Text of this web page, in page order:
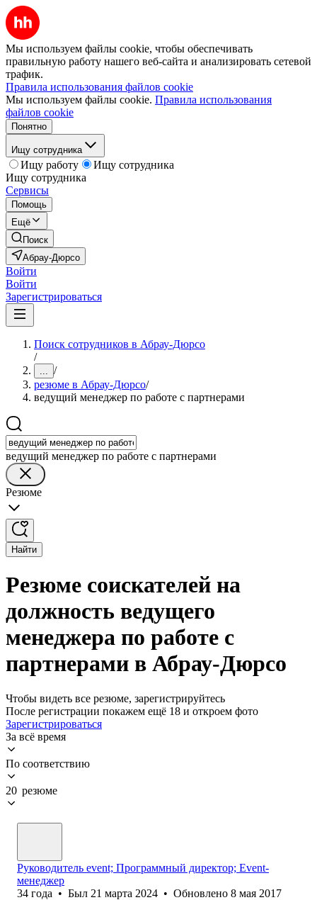
Мы используем файлы cookie, чтобы обеспечивать
правильную работу нашего веб-сайта и анализировать сетевой
трафик.
Правила использования файлов cookie
Мы используем файлы cookie. Правила использования
файлов cookie
Понятно
Ищу сотрудника
Ищу работу
Ищу сотрудника
Ищу сотрудника
Сервисы
Помощь
Ещё
Поиск
Абрау-Дюрсо
Войти
Войти
Зарегистрироваться
Поиск сотрудников в Абрау-Дюрсо
/
... /
резюме в Абрау-Дюрсо/
ведущий менеджер по работе с партнерами
ведущий менеджер по работе с партнерами
Резюме
Найти
Резюме соискателей на
должность ведущего
менеджера по работе с
партнерами в Абрау-Дюрсо
Чтобы видеть все резюме, зарегистрируйтесь
После регистрации покажем ещё 18 и откроем фото
Зарегистрироваться
За всё время
По соответствию
20 резюме
Руководитель event; Программный директор; Event-
менеджер
34 года • Был 21 марта 2024 • Обновлено 8 мая 2017